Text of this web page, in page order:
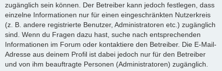
zugänglich sein können. Der Betreiber kann jedoch festlegen, dass
einzelne Informationen nur für einen eingeschränkten Nutzerkreis
(z. B. andere registrierte Benutzer, Administratoren etc.) zugänglich
sind. Wenn du Fragen dazu hast, suche nach entsprechenden
Informationen im Forum oder kontaktiere den Betreiber. Die E-Mail-
Adresse aus deinem Profil ist dabei jedoch nur für den Betreiber
und von ihm beauftragte Personen (Administratoren) zugänglich.